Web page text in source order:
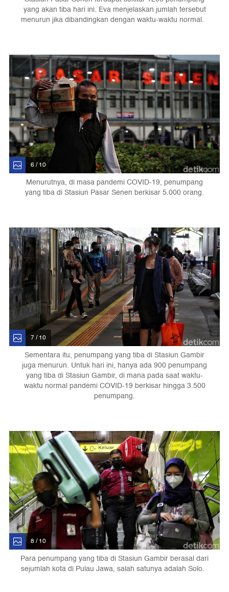
yang akan tiba hari ini. Eva menjelaskan jumlah tersebut
menurun jika dibandingkan dengan waktu-waktu normal.
6 / 10
Menurutnya, di masa pandemi COVID-19, penumpang
yang tiba di Stasiun Pasar Senen berkisar 5.000 orang.
7 / 10
Sementara itu, penumpang yang tiba di Stasiun Gambir
juga menurun. Untuk hari ini, hanya ada 900 penumpang
yang tiba di Stasiun Gambir, di mana pada saat waktu-
waktu normal pandemi COVID-19 berkisar hingga 3.500
penumpang.
8 / 10
Para penumpang yang tiba di Stasiun Gambir berasal dari
sejumlah kota di Pulau Jawa, salah satunya adalah Solo.